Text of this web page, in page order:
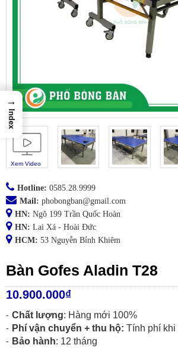
Xem Video
Hotline: 0585.28.9999
Mail: phobongban@gmail.com
HN: Ngõ 199 Trần Quốc Hoàn
HN: Lai Xá - Hoài Đức
HCM: 53 Nguyễn Bỉnh Khiêm
Bàn Gofes Aladin T28
10.900.000₫
Chất lượng: Hàng mới 100%
Phí vận chuyển + thu hộ: Tính phí khi
Bảo hành: 12 tháng
→
Index